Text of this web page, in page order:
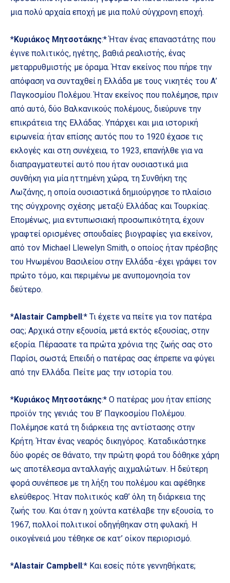
μια πολύ αρχαία εποχή με μια πολύ σύγχρονη εποχή.
*Κυριάκος Μητσοτάκης:* Ήταν ένας επαναστάτης που
έγινε πολιτικός, ηγέτης, βαθιά ρεαλιστής, ένας
μεταρρυθμιστής με όραμα. Ήταν εκείνος που πήρε την
απόφαση να συνταχθεί η Ελλάδα με τους νικητές του Α’
Παγκοσμίου Πολέμου. Ήταν εκείνος που πολέμησε, πριν
από αυτό, δύο Βαλκανικούς πολέμους, διεύρυνε την
επικράτεια της Ελλάδας. Υπάρχει και μια ιστορική
ειρωνεία: ήταν επίσης αυτός που το 1920 έχασε τις
εκλογές και στη συνέχεια, το 1923, επανήλθε για να
διαπραγματευτεί αυτό που ήταν ουσιαστικά μια
συνθήκη για μία ηττημένη χώρα, τη Συνθήκη της
Λωζάνης, η οποία ουσιαστικά δημιούργησε το πλαίσιο
της σύγχρονης σχέσης μεταξύ Ελλάδας και Τουρκίας.
Επομένως, μια εντυπωσιακή προσωπικότητα, έχουν
γραφτεί ορισμένες σπουδαίες βιογραφίες για εκείνον,
από τον Michael Llewelyn Smith, ο οποίος ήταν πρέσβης
του Ηνωμένου Βασιλείου στην Ελλάδα -έχει γράψει τον
πρώτο τόμο, και περιμένω με ανυπομονησία τον
δεύτερο.
*Alastair Campbell :* Τι έχετε να πείτε για τον πατέρα
σας; Αρχικά στην εξουσία, μετά εκτός εξουσίας, στην
εξορία. Πέρασατε τα πρώτα χρόνια της ζωής σας στο
Παρίσι, σωστά; Επειδή ο πατέρας σας έπρεπε να φύγει
από την Ελλάδα. Πείτε μας την ιστορία του.
*Κυριάκος Μητσοτάκης:* Ο πατέρας μου ήταν επίσης
προϊόν της γενιάς του Β’ Παγκοσμίου Πολέμου.
Πολέμησε κατά τη διάρκεια της αντίστασης στην
Κρήτη. Ήταν ένας νεαρός δικηγόρος. Καταδικάστηκε
δύο φορές σε θάνατο, την πρώτη φορά του δόθηκε χάρη
ως αποτέλεσμα ανταλλαγής αιχμαλώτων. Η δεύτερη
φορά συνέπεσε με τη λήξη του πολέμου και αφέθηκε
ελεύθερος. Ήταν πολιτικός καθ’ όλη τη διάρκεια της
ζωής του. Και όταν η χούντα κατέλαβε την εξουσία, το
1967, πολλοί πολιτικοί οδηγήθηκαν στη φυλακή. Η
οικογένειά μου τέθηκε σε κατ’ οίκον περιορισμό.
*Alastair Campbell :* Και εσείς πότε γεννηθήκατε;